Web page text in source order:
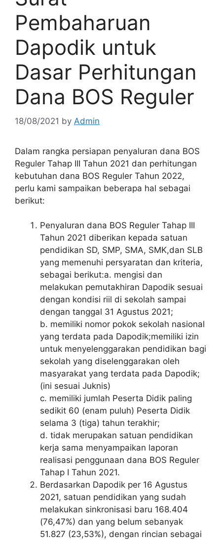
Pembaharuan
Dapodik untuk
Dasar Perhitungan
Dana BOS Reguler
18/08/2021 by Admin
Dalam rangka persiapan penyaluran dana BOS
Reguler Tahap III Tahun 2021 dan perhitungan
kebutuhan dana BOS Reguler Tahun 2022,
perlu kami sampaikan beberapa hal sebagai
berikut:
Penyaluran dana BOS Reguler Tahap III
Tahun 2021 diberikan kepada satuan
pendidikan SD, SMP, SMA, SMK,dan SLB
yang memenuhi persyaratan dan kriteria,
sebagai berikut:a. mengisi dan
melakukan pemutakhiran Dapodik sesuai
dengan kondisi riil di sekolah sampai
dengan tanggal 31 Agustus 2021;
b. memiliki nomor pokok sekolah nasional
yang terdata pada Dapodik;memiliki izin
untuk menyelenggarakan pendidikan bagi
sekolah yang diselenggarakan oleh
masyarakat yang terdata pada Dapodik;
(ini sesuai Juknis)
c. memiliki jumlah Peserta Didik paling
sedikit 60 (enam puluh) Peserta Didik
selama 3 (tiga) tahun terakhir;
d. tidak merupakan satuan pendidikan
kerja sama menyampaikan laporan
realisasi penggunaan dana BOS Reguler
Tahap I Tahun 2021.
Berdasarkan Dapodik per 16 Agustus
2021, satuan pendidikan yang sudah
melakukan sinkronisasi baru 168.404
(76,47%) dan yang belum sebanyak
51.827 (23,53%), dengan rincian sebagai